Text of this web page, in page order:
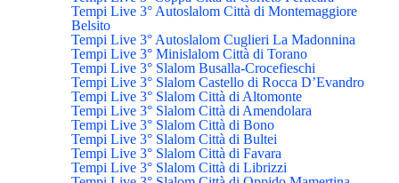
Tempi Live 3° Autoslalom Città di Montemaggiore
Belsito
Tempi Live 3° Autoslalom Cuglieri La Madonnina
Tempi Live 3° Minislalom Città di Torano
Tempi Live 3° Slalom Busalla-Crocefieschi
Tempi Live 3° Slalom Castello di Rocca D’Evandro
Tempi Live 3° Slalom Città di Altomonte
Tempi Live 3° Slalom Città di Amendolara
Tempi Live 3° Slalom Città di Bono
Tempi Live 3° Slalom Città di Bultei
Tempi Live 3° Slalom Città di Favara
Tempi Live 3° Slalom Città di Librizzi